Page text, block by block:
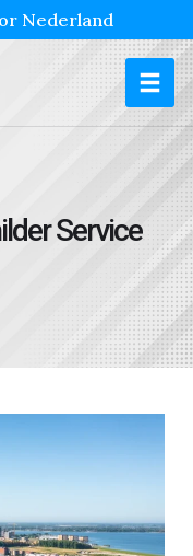
Nederland
Service